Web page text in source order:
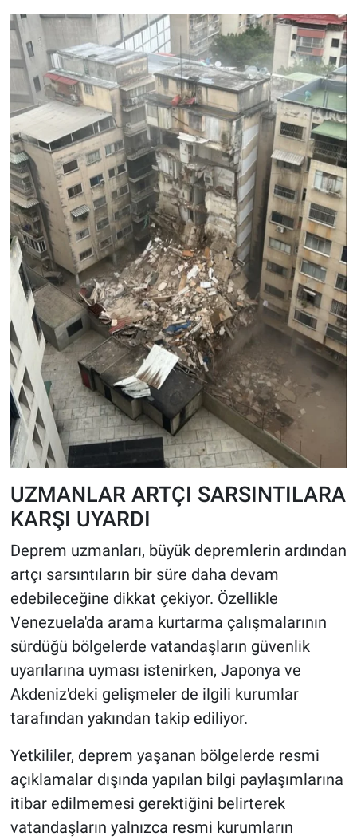
UZMANLAR ARTÇI SARSINTILARA
KARŞI UYARDI
Deprem uzmanları, büyük depremlerin ardından
artçı sarsıntıların bir süre daha devam
edebileceğine dikkat çekiyor. Özellikle
Venezuela'da arama kurtarma çalışmalarının
sürdüğü bölgelerde vatandaşların güvenlik
uyarılarına uyması istenirken, Japonya ve
Akdeniz'deki gelişmeler de ilgili kurumlar
tarafından yakından takip ediliyor.
Yetkililer, deprem yaşanan bölgelerde resmi
açıklamalar dışında yapılan bilgi paylaşımlarına
itibar edilmemesi gerektiğini belirterek
vatandaşların yalnızca resmi kurumların